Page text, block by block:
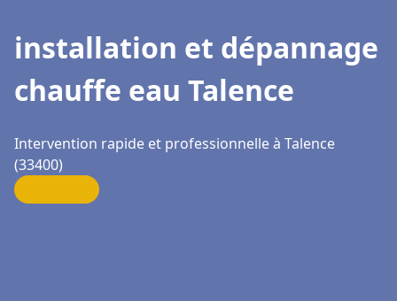
installation et dépannage
chauffe eau Talence
Intervention rapide et professionnelle à Talence
(33400)